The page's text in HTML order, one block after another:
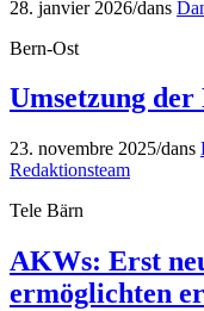
28. janvier 2026/dans
Bern-Ost
Umsetzung
23. novembre 2025/dans
Redaktionsteam
Tele Bärn
AKWs: Erst
ermöglichten